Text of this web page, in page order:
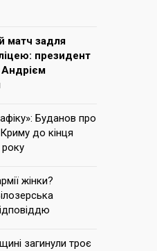
матч задля
президент
Андрієм
Буданов про
до кінця
жінки?
загинули троє